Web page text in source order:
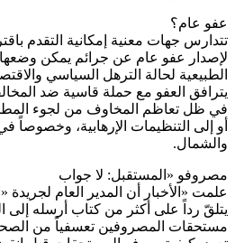
عفو عام؟
تتدارس جهات معنية إمكانية التقدم
لإصدار عفو عام عن جرائم يمكن وضعها
الطبيعية لحالة الترهل السياسي
يترافق العفو مع حملة قاسية ضد
في ظل تعاظم المخاوف من لجوء
أو إلى التنظيمات الإرهابية، وخصوصاً
والشمال.
مصروفو «المستقبل: لا جواب
علمت «الأخبار أن المدير العام لجريدة
يتلقّ رداً على أكثر من كتاب أرسله إلى
مستحقات المصروفين تعسفياً من